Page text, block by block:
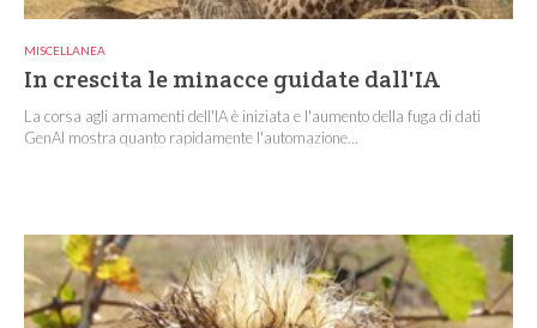
MISCELLANEA
In crescita le minacce guidate dall'IA
La corsa agli armamenti dell'IA è iniziata e l'aumento della fuga di dati
GenAI mostra quanto rapidamente l'automazione...